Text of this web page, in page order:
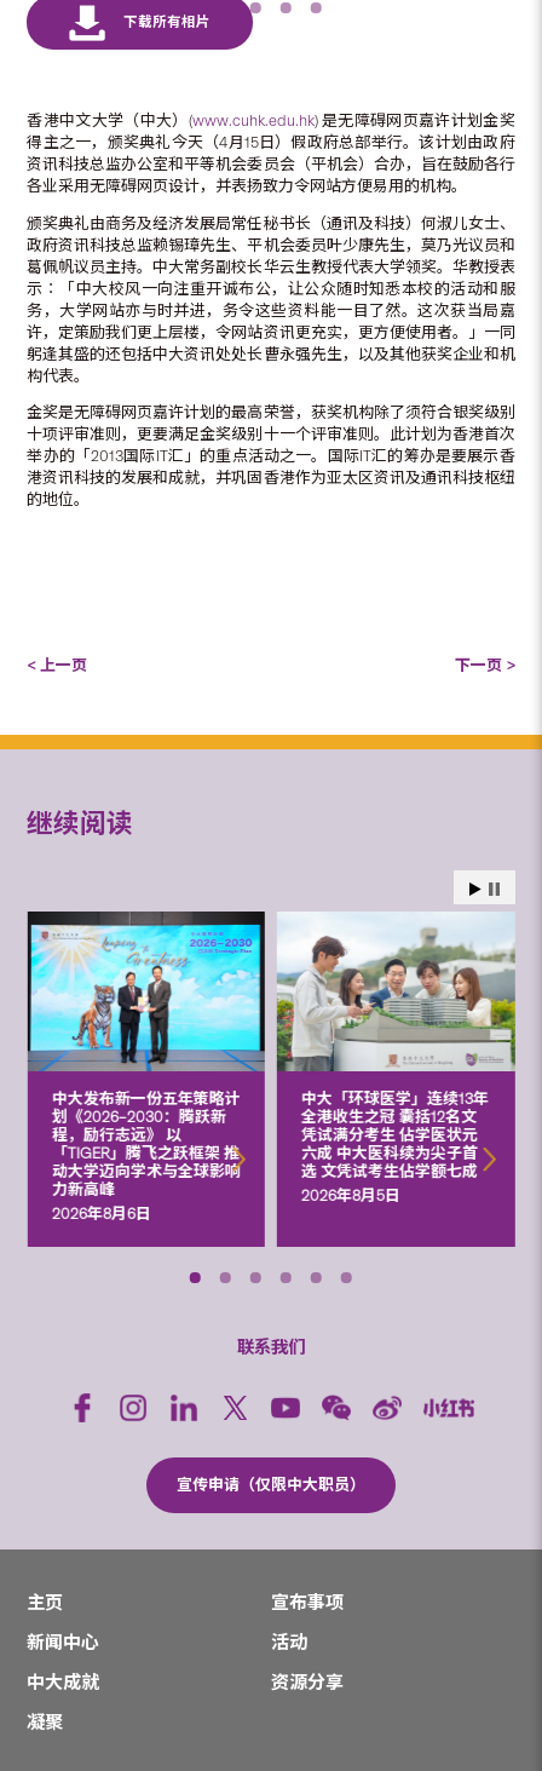
香港中文大学（中大）(www.cuhk.edu.hk) 是无障碍网页嘉许计划金奖
得主之一，颁奖典礼今天（4月15日）假政府总部举行。该计划由政府
资讯科技总监办公室和平等机会委员会（平机会）合办，旨在鼓励各行
各业采用无障碍网页设计，并表扬致力令网站方便易用的机构。
颁奖典礼由商务及经济发展局常任秘书长（通讯及科技）何淑儿女士、
政府资讯科技总监赖锡璋先生、平机会委员叶少康先生，莫乃光议员和
葛佩帆议员主持。中大常务副校长华云生教授代表大学领奖。华教授表
示︰「中大校风一向注重开诚布公，让公众随时知悉本校的活动和服
务，大学网站亦与时并进，务令这些资料能一目了然。这次获当局嘉
许，定策励我们更上层楼，令网站资讯更充实，更方便使用者。」一同
躬逢其盛的还包括中大资讯处处长曹永强先生，以及其他获奖企业和机
构代表。
金奖是无障碍网页嘉许计划的最高荣誉，获奖机构除了须符合银奖级别
十项评审准则，更要满足金奖级别十一个评审准则。此计划为香港首次
举办的「2013国际IT汇」的重点活动之一。国际IT汇的筹办是要展示香
港资讯科技的发展和成就，并巩固香港作为亚太区资讯及通讯科技枢纽
的地位。
< 上一页 下一页 >
继续阅读
中大发布新一份五年策略计
划《2026‒2030：腾跃新
程，励行志远》 以
「TIGER」腾飞之跃框架 推
动大学迈向学术与全球影响
力新高峰
2026年8月6日
中大「环球医学」连续13年
全港收生之冠 囊括12名文
凭试满分考生 佔学医状元
六成 中大医科续为尖子首
选 文凭试考生佔学额七成
2026年8月5日
联系我们
宣传申请（仅限中大职员）
主页
宣布事项
新闻中心
活动
中大成就
资源分享
凝聚